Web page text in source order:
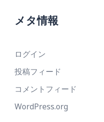
メタ情報
ログイン
投稿フィード
コメントフィード
WordPress.org